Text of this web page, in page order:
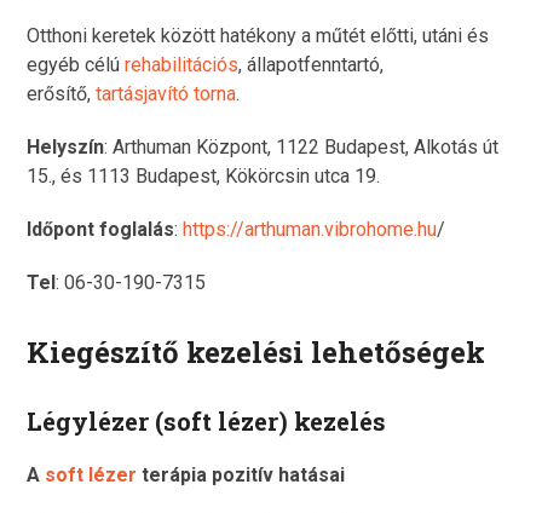
Otthoni keretek között hatékony a műtét előtti, utáni és
egyéb célúrehabilitációs, állapotfenntartó,
erősítő,tartásjavító torna.
Helyszín: Arthuman Központ, 1122 Budapest, Alkotás út
15., és 1113 Budapest, Kökörcsin utca 19.
Időpont foglalás:https://arthuman.vibrohome.hu/
Tel: 06-30-190-7315
Kiegészítő kezelési lehetőségek
Légylézer (soft lézer) kezelés
A soft lézer terápia pozitív hatásai